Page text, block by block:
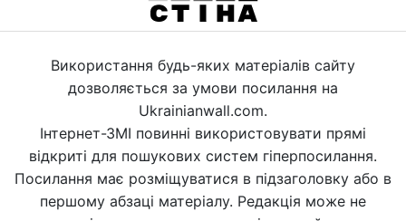
Використання будь-яких матеріалів сайту
дозволяється за умови посилання на
Ukrainianwall.com.
Інтернет-ЗМІ повинні використовувати прямі
відкриті для пошукових систем гіперпосилання.
Посилання має розміщуватися в підзаголовку або в
першому абзаці матеріалу. Редакція може не